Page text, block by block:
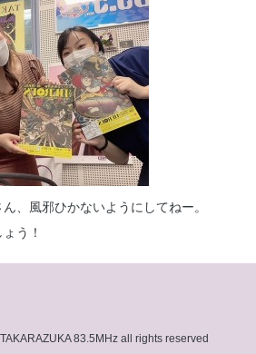
、風邪ひかないようにしてねー。
う！
83.5MHz all rights reserved